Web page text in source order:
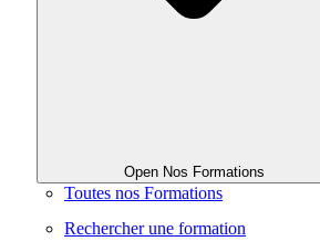
Open Nos Formations
Toutes nos Formations
Rechercher une formation